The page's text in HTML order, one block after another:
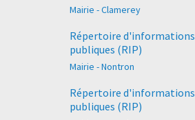
Mairie - Clamerey
Répertoire d'informations
publiques (RIP)
Mairie - Nontron
Répertoire d'informations
publiques (RIP)